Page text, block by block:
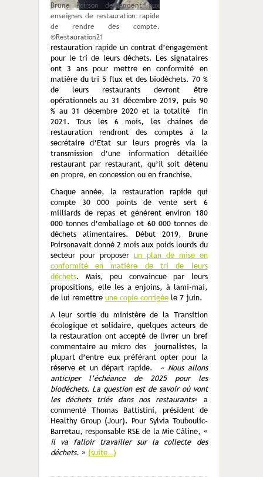
Brune Poirson demandent aux
enseignes de restauration rapide
de rendre des compte.
©Restauration21
restauration rapide un contrat d’engagement
pour le tri de leurs déchets. Les signataires
ont 3 ans pour mettre en conformité en
matière du tri 5 flux et des biodéchets. 70 %
de leurs restaurants devront être
opérationnels au 31 décembre 2019, puis 90
% au 31 décembre 2020 et la totalité fin
2021. Tous les 6 mois, les chaines de
restauration rendront des comptes à la
secrétaire d’Etat sur leurs progrès via la
transmission d’une information détaillée
restaurant par restaurant, qu’il soit détenu
en propre, en concession ou en franchise.
Chaque année, la restauration rapide qui
compte 30 000 points de vente sert 6
milliards de repas et génèrent environ 180
000 tonnes d’emballage et 60 000 tonnes de
déchets alimentaires. Début 2019, Brune
Poirsonavait donné 2 mois aux poids lourds du
secteur pour proposer un plan de mise en
conformité en matière de tri de leurs
déchets. Mais, peu convaincue par leurs
propositions, elle les a enjoins, à lami-mai,
de lui remettre une copie corrigéele 7 juin.
A leur sortie du ministère de la Transition
écologique et solidaire, quelques acteurs de
la restauration ont accepté de livrer un bref
commentaire au micro des journalistes, la
plupart d’entre eux préférant opter pour la
réserve et un départ rapide. « Nous allons
anticiper l’échéance de 2025 pour les
biodéchets. La question est de savoir où vont
les déchets triés dans nos restaurants» a
commenté Thomas Battistini, président de
Healthy Group (Jour). Pour Sylvia Touboulic-
Barretau, responsable RSE de la Mie Câline, «
il va falloir travailler sur la collecte des
déchets. » (suite…)